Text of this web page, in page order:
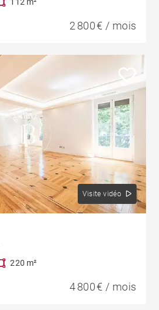
112 m²
2 800 € / mois
Visite vidéo
220 m²
4 800 € / mois